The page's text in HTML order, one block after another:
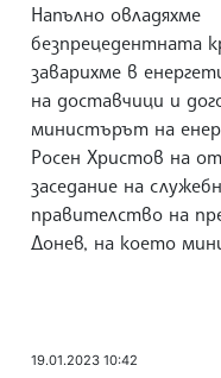
Напълно овладяхме
безпрецедентната
заварихме в
на доставчици и
министърът на
Росен Христов на
заседание на
правителство на
Донев, на което
19.01.2023 10:42